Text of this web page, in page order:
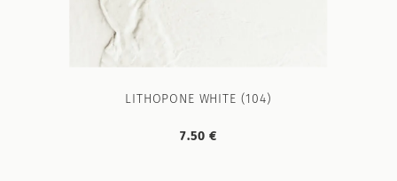
LITHOPONE WHITE (104)
7.50 €